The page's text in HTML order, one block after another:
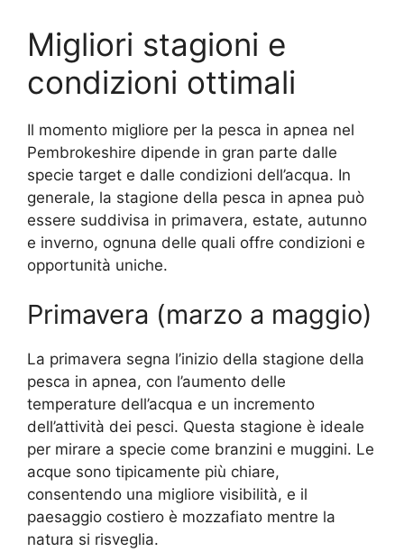
Migliori stagioni e
condizioni ottimali
Il momento migliore per la pesca in apnea nel
Pembrokeshire dipende in gran parte dalle
specie target e dalle condizioni dell’acqua. In
generale, la stagione della pesca in apnea può
essere suddivisa in primavera, estate, autunno
e inverno, ognuna delle quali offre condizioni e
opportunità uniche.
Primavera (marzo a maggio)
La primavera segna l’inizio della stagione della
pesca in apnea, con l’aumento delle
temperature dell’acqua e un incremento
dell’attività dei pesci. Questa stagione è ideale
per mirare a specie come branzini e muggini. Le
acque sono tipicamente più chiare,
consentendo una migliore visibilità, e il
paesaggio costiero è mozzafiato mentre la
natura si risveglia.